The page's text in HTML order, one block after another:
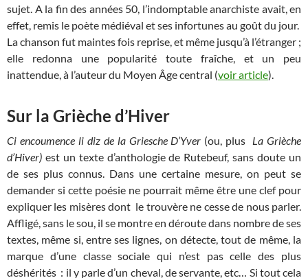
sujet. A la fin des années 50, l’indomptable anarchiste avait, en
effet, remis le poète médiéval et ses infortunes au goût du jour.
La chanson fut maintes fois reprise, et même jusqu’à l’étranger ;
elle redonna une popularité toute fraîche, et un peu
inattendue, à l’auteur du Moyen Âge central (voir article).
Sur la Grièche d’Hiver
Ci encoumence li diz de la Griesche D’Yver (ou, plus La Grièche
d’Hiver) est un texte d’anthologie de Rutebeuf, sans doute un
de ses plus connus. Dans une certaine mesure, on peut se
demander si cette poésie ne pourrait même être une clef pour
expliquer les misères dont le trouvère ne cesse de nous parler.
Affligé, sans le sou, il se montre en déroute dans nombre de ses
textes, même si, entre ses lignes, on détecte, tout de même, la
marque d’une classe sociale qui n’est pas celle des plus
déshérités : il y parle d’un cheval, de servante, etc… Si tout cela